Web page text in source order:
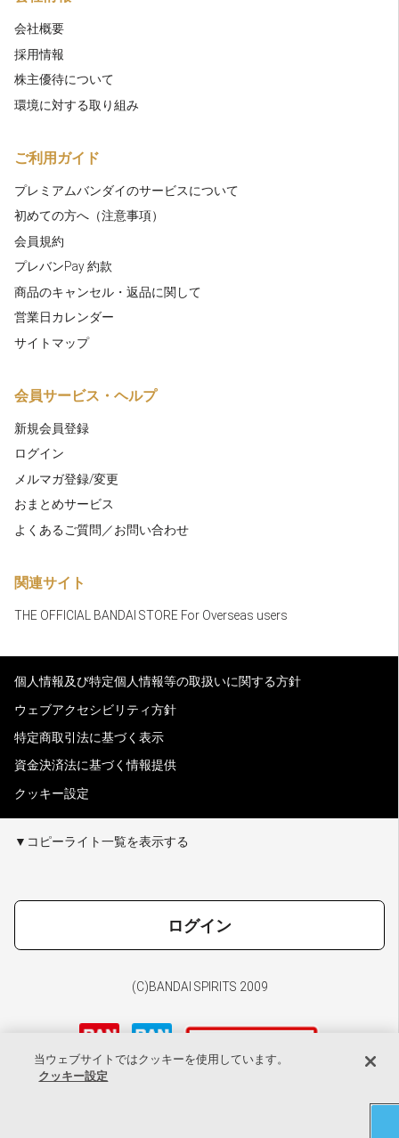
会社概要
採用情報
株主優待について
環境に対する取り組み
ご利用ガイド
プレミアムバンダイのサービスについて
初めての方へ（注意事項）
会員規約
プレバンPay 約款
商品のキャンセル・返品に関して
営業日カレンダー
サイトマップ
会員サービス・ヘルプ
新規会員登録
ログイン
メルマガ登録/変更
おまとめサービス
よくあるご質問／お問い合わせ
関連サイト
THE OFFICIAL BANDAI STORE For Overseas users
個人情報及び特定個人情報等の取扱いに関する方針
ウェブアクセシビリティ方針
特定商取引法に基づく表示
資金決済法に基づく情報提供
クッキー設定
▼コピーライト一覧を表示する
ログイン
(C)BANDAI SPIRITS 2009
当ウェブサイトではクッキーを使用しています。
クッキー設定